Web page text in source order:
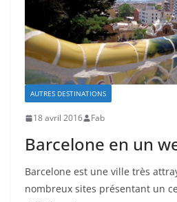
AUTRES DESTINATIONS
18 avril 2016 Fab
Barcelone en un
Barcelone est une ville très
nombreux sites présentant un